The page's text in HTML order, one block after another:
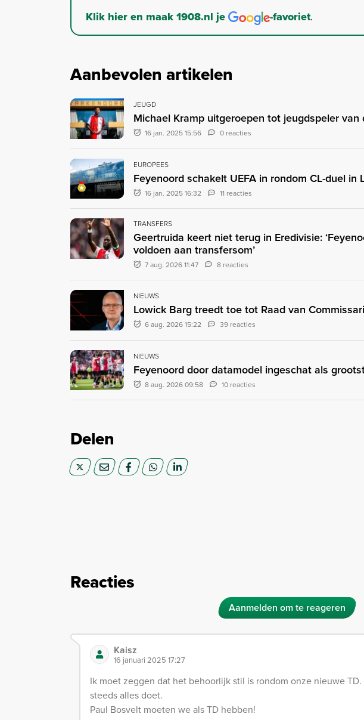
Klik hier en maak 1908.nl je
-favoriet.
Aanbevolen artikelen
JEUGD
Michael Kramp uitgeroepen tot jeugdspeler van
16 jan. 2025 15:56 0 reacties
EUROPEES
Feyenoord schakelt UEFA in rondom CL-duel in
16 jan. 2025 16:32 11 reacties
TRANSFERS
Geertruida keert niet terug in Eredivisie:
voldoen aan transfersom’
7 aug. 2026 11:47 8 reacties
NIEUWS
Lowick Barg treedt toe tot Raad van
6 aug. 2026 15:22 39 reacties
NIEUWS
Feyenoord door datamodel ingeschat als
8 aug. 2026 09:58 10 reacties
Delen
Reacties
Aanmelden om te reageren
Kaisz
16 januari 2025 17:27
Ik moet zeggen dat het behoorlijk stil is rondom onze nieuwe
steeds alles doet.
Paul Bosvelt moeten we als TD hebben!